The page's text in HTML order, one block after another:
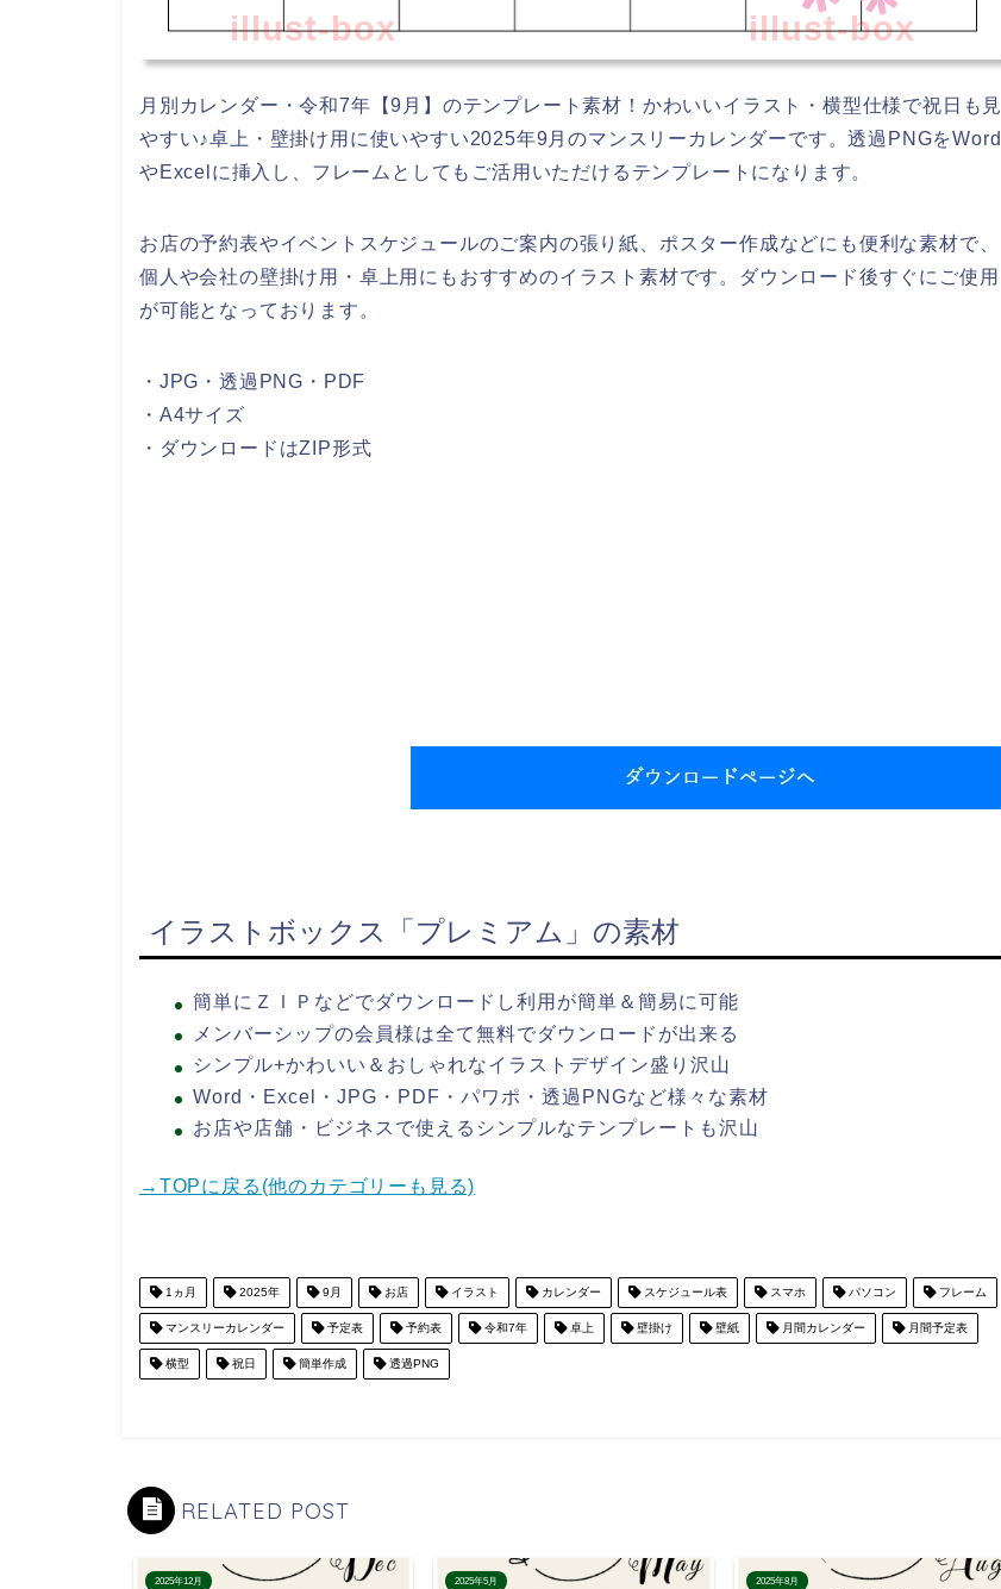
illust-box illust-box
月別カレンダー・令和7年【9月】のテンプレート素材！かわいいイラスト・横型仕様で祝日も見
やすい♪卓上・壁掛け用に使いやすい2025年9月のマンスリーカレンダーです。透過PNGをWord
やExcelに挿入し、フレームとしてもご活用いただけるテンプレートになります。
お店の予約表やイベントスケジュールのご案内の張り紙、ポスター作成などにも便利な素材で、
個人や会社の壁掛け用・卓上用にもおすすめのイラスト素材です。ダウンロード後すぐにご使用
が可能となっております。
・JPG・透過PNG・PDF
・A4サイズ
・ダウンロードはZIP形式
イラストボックス「プレミアム」の素材
簡単にＺＩＰなどでダウンロードし利用が簡単＆簡易に可能
メンバーシップの会員様は全て無料でダウンロードが出来る
シンプル+かわいい＆おしゃれなイラストデザイン盛り沢山
Word・Excel・JPG・PDF・パワポ・透過PNGなど様々な素材
お店や店舗・ビジネスで使えるシンプルなテンプレートも沢山
→TOPに戻る(他のカテゴリーも見る)
1ヵ月 2025年 9月 お店 イラスト カレンダー スケジュール表 スマホ パソコン フレーム
マンスリーカレンダー 予定表 予約表 令和7年 卓上 壁掛け 壁紙 月間カレンダー 月間予定表
横型 祝日 簡単作成 透過PNG
RELATED POST
2025年12月 2025年5月 2025年8月